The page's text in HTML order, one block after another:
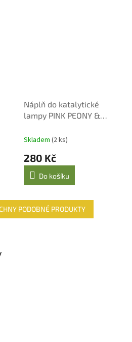
Náplň do katalytické
lampy PINK PEONY &
Skladem (2 ks)
280 Kč
Do košíku
PODOBNÉ PRODUKTY